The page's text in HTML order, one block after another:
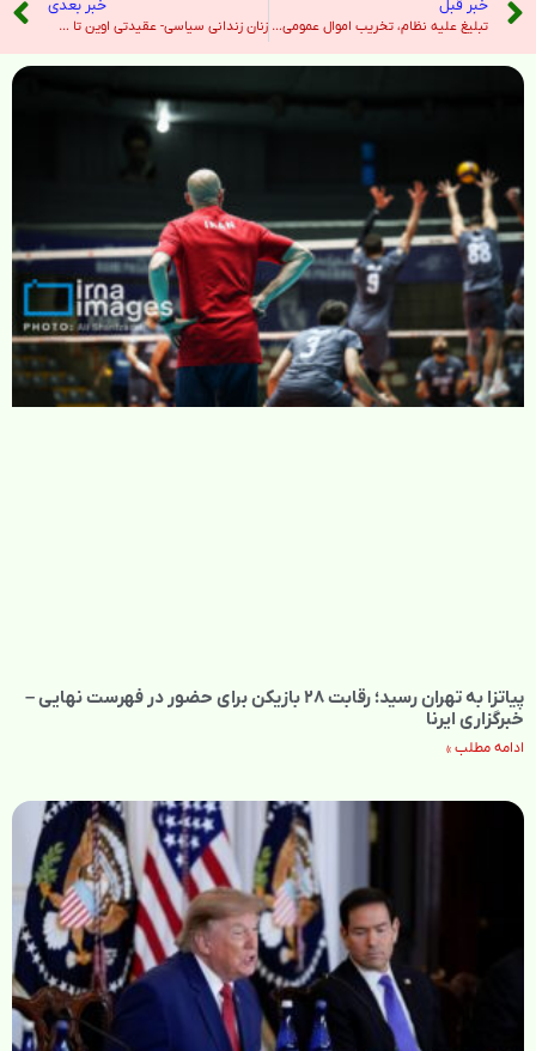
خبر قبل
تبلیغ علیه نظام، تخریب اموال عمومی و بغی – صدای آمریکا
خبر بعدی
زنان زندانی سیاسی- عقیدتی اوین تا صبح روز یکشنبه در حیاط زندان تجمع خواهند کرد – صدای آمریکا
پیاتزا به تهران رسید؛ رقابت ۲۸ بازیکن برای حضور در فهرست نهایی –
خبرگزاری ایرنا
ادامه مطلب »